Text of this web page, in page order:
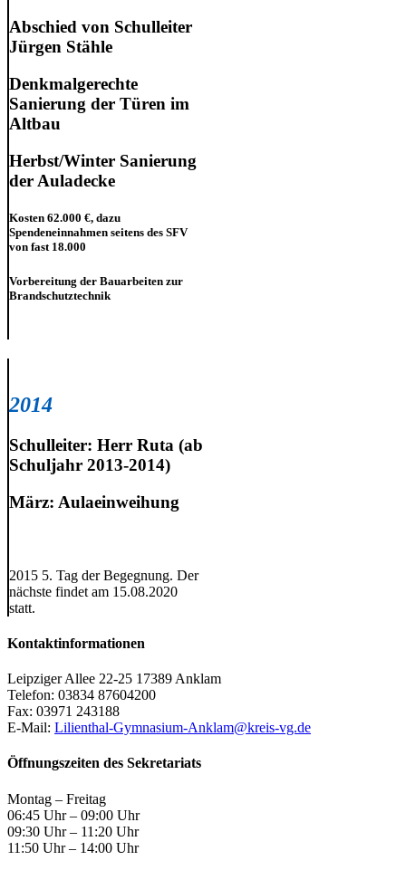
Abschied von Schulleiter
Jürgen Stähle
Denkmalgerechte
Sanierung der Türen im
Altbau
Herbst/Winter Sanierung
der Auladecke
Kosten 62.000 €, dazu
Spendeneinnahmen seitens des SFV
von fast 18.000
Vorbereitung der Bauarbeiten zur
Brandschutztechnik
2014
Schulleiter: Herr Ruta (ab
Schuljahr 2013-2014)
März: Aulaeinweihung
2015 5. Tag der Begegnung. Der
nächste findet am 15.08.2020
statt.
Kontaktinformationen
Leipziger Allee 22-25 17389 Anklam
Telefon: 03834 87604200
Fax: 03971 243188
E-Mail: Lilienthal-Gymnasium-Anklam@kreis-vg.de
Öffnungszeiten des Sekretariats
Montag – Freitag
06:45 Uhr – 09:00 Uhr
09:30 Uhr – 11:20 Uhr
11:50 Uhr – 14:00 Uhr